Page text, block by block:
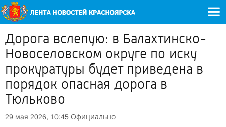
Дорога вслепую: в Балахтинско-
Новоселовском округе по иску
прокуратуры будет приведена в
порядок опасная дорога в
Тюльково
29 мая 2026, 10:45 Официально